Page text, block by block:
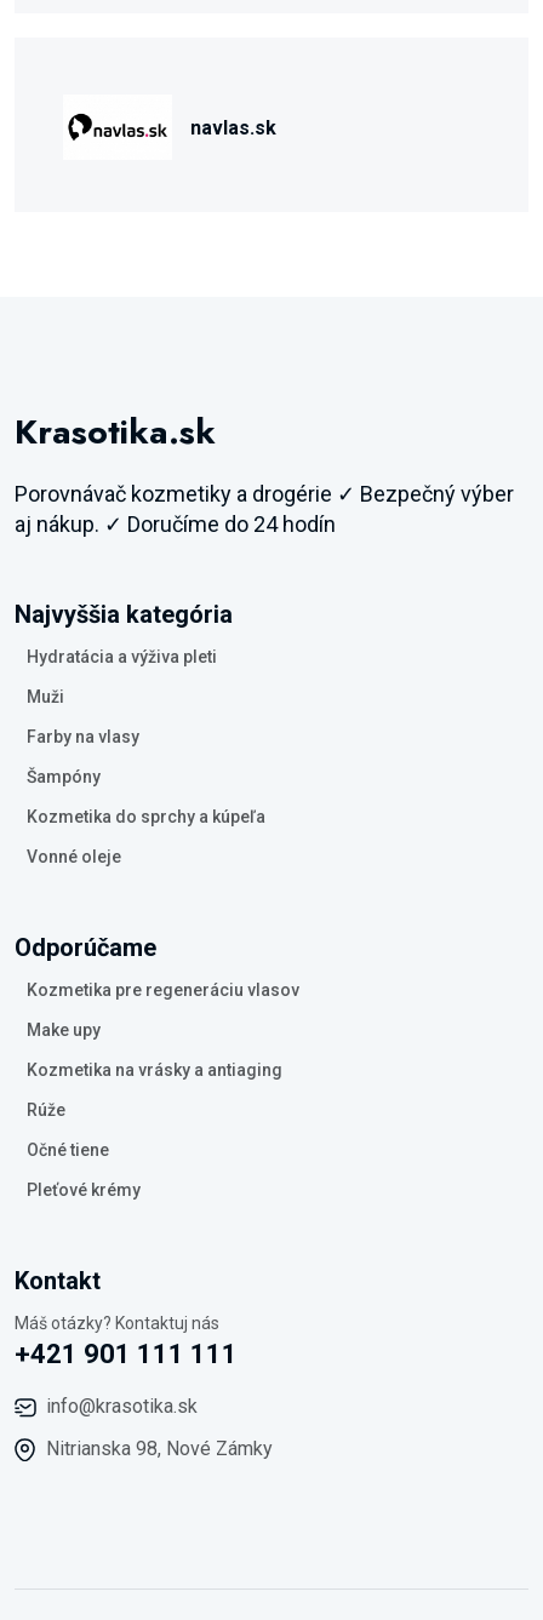
navlas.sk
Krasotika.sk
Porovnávač kozmetiky a drogérie ✓ Bezpečný výber
aj nákup. ✓ Doručíme do 24 hodín
Najvyššia kategória
Hydratácia a výživa pleti
Muži
Farby na vlasy
Šampóny
Kozmetika do sprchy a kúpeľa
Vonné oleje
Odporúčame
Kozmetika pre regeneráciu vlasov
Make upy
Kozmetika na vrásky a antiaging
Rúže
Očné tiene
Pleťové krémy
Kontakt
Máš otázky? Kontaktuj nás
+421 901 111 111
info@krasotika.sk
Nitrianska 98, Nové Zámky